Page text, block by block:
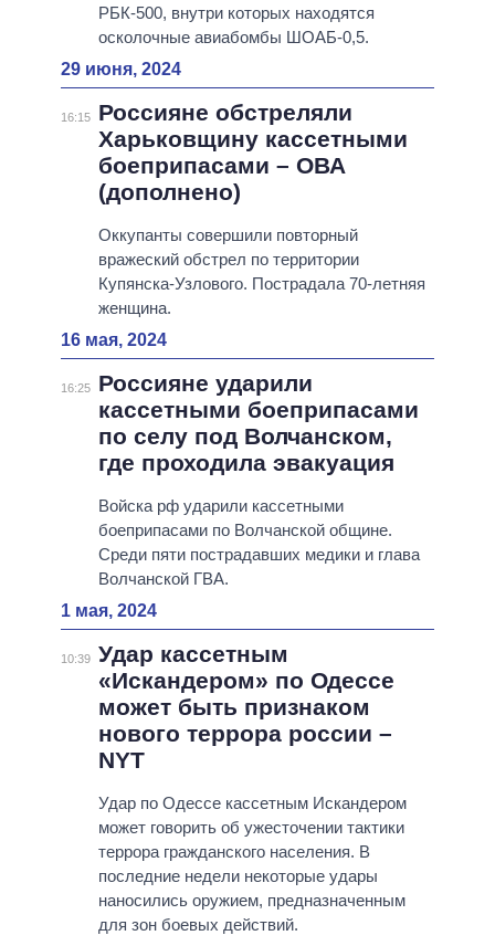
РБК-500, внутри которых находятся
осколочные авиабомбы ШОАБ-0,5.
29 июня, 2024
16:15
Россияне обстреляли
Харьковщину кассетными
боеприпасами – ОВА
(дополнено)
Оккупанты совершили повторный
вражеский обстрел по территории
Купянска-Узлового. Пострадала 70-летняя
женщина.
16 мая, 2024
16:25
Россияне ударили
кассетными боеприпасами
по селу под Волчанском,
где проходила эвакуация
Войска рф ударили кассетными
боеприпасами по Волчанской общине.
Среди пяти пострадавших медики и глава
Волчанской ГВА.
1 мая, 2024
10:39 Удар кассетным
«Искандером» по Одессе
может быть признаком
нового террора россии –
NYT
Удар по Одессе кассетным Искандером
может говорить об ужесточении тактики
террора гражданского населения. В
последние недели некоторые удары
наносились оружием, предназначенным
для зон боевых действий.